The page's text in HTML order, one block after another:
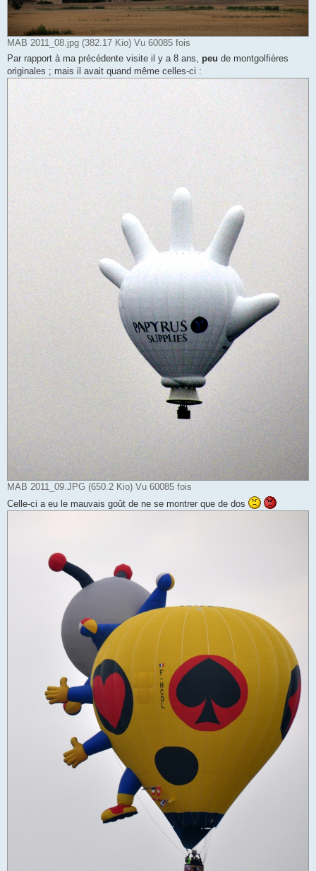
MAB 2011_08.jpg (382.17 Kio) Vu 60085 fois
Par rapport à ma précédente visite il y a 8 ans, peu de montgolfières
originales ; mais il avait quand même celles-ci :
MAB 2011_09.JPG (650.2 Kio) Vu 60085 fois
Celle-ci a eu le mauvais goût de ne se montrer que de dos